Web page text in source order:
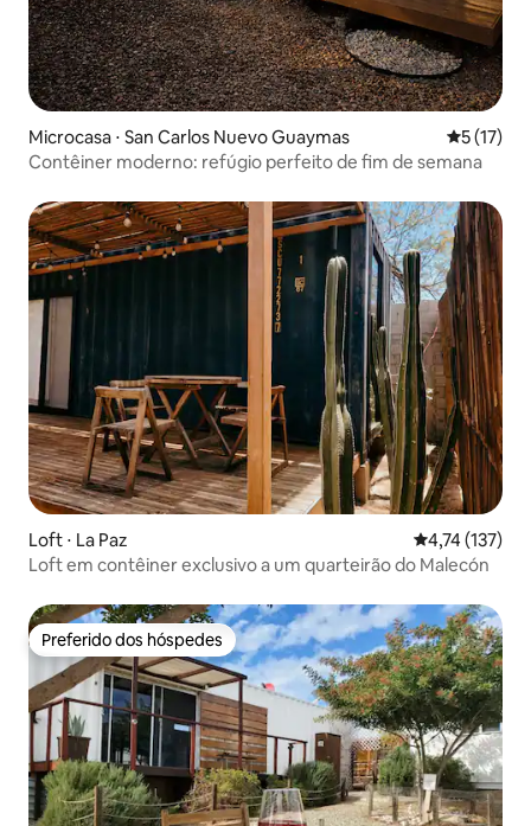
Microcasa ⋅ San Carlos Nuevo Guaymas 5 de uma
5 (17)
Contêiner moderno: refúgio perfeito de fim de semana
Loft ⋅ La Paz 4,74 de uma
4,74 (137)
Loft em contêiner exclusivo a um quarteirão do Malecón
Preferido dos hóspedes
Preferido dos hóspedes